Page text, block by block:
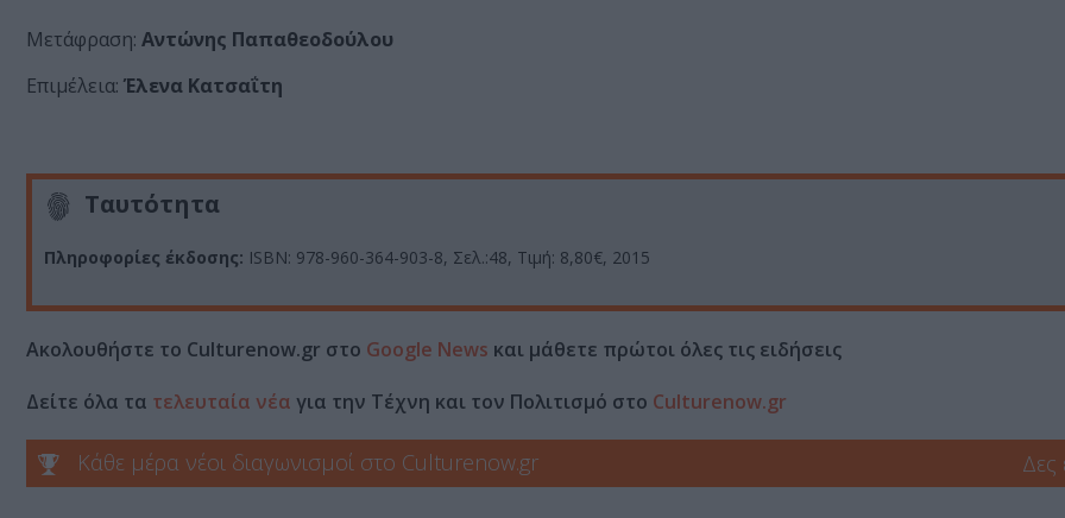
Μετάφραση: Αντώνης Παπαθεοδούλου
Επιμέλεια: Έλενα Κατσαΐτη
Ταυτότητα
Πληροφορίες έκδοσης: ISBN: 978-960-364-903-8, Σελ.:48, Τιμή: 8,80€, 2015
Ακολουθήστε το Culturenow.gr στο Google News και μάθετε πρώτοι όλες τις ειδήσεις
Δείτε όλα τα τελευταία νέα για την Τέχνη και τον Πολιτισμό στο Culturenow.gr
Κάθε μέρα νέοι διαγωνισμοί στο Culturenow.gr Δες